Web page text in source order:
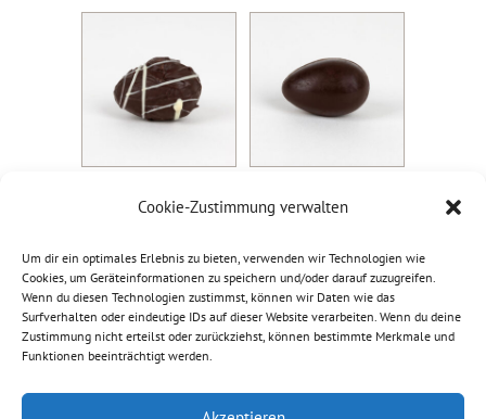
Cookie-Zustimmung verwalten
Um dir ein optimales Erlebnis zu bieten, verwenden wir Technologien wie
Cookies, um Geräteinformationen zu speichern und/oder darauf zuzugreifen.
Wenn du diesen Technologien zustimmst, können wir Daten wie das
Surfverhalten oder eindeutige IDs auf dieser Website verarbeiten. Wenn du deine
Zustimmung nicht erteilst oder zurückziehst, können bestimmte Merkmale und
Funktionen beeinträchtigt werden.
zzgl.Versandkosten
Nougat
inkl. 7 % MwSt.
zzgl.Versandkosten